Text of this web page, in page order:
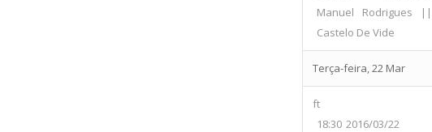
Manuel Rodrigues ||
Castelo De Vide
Terça-feira, 22 Mar
ft
2016/03/22
18:30